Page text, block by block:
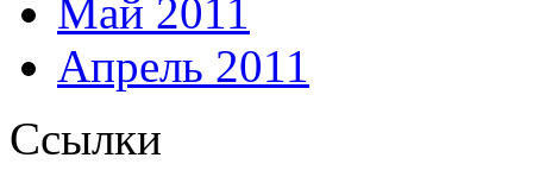
Май 2011
Апрель 2011
Ссылки